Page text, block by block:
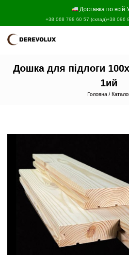
Доставка по всій
+38 068 798 60 57 (склад)+38 096
Дошка для підлоги
1ий
Головна/